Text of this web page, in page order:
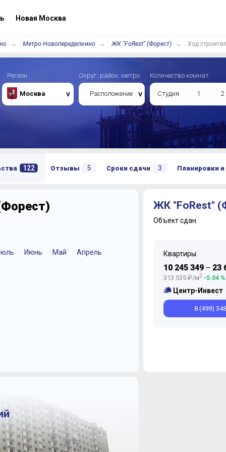
Новая Москва
Метро Новопеределкино ЖК "FoRest" (Форест) Ход
Регион
Москва
Округ, район, метро
Расположение
Количество комнат
Студия 1 2
122 Отзывы 5 Сроки сдачи 3 Планировки
Июнь Май Апрель Декабрь Ноябрь
ЖК "FoRest"
Объект сдан.
Квартиры:
10 245 349— 23
313 535 ₽/м2-5.04 %
Центр-Инвест
8 (499)